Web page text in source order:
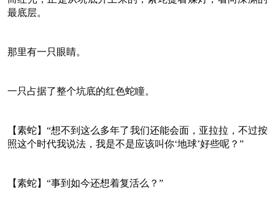
最底层。
那里有一只眼睛。
一只占据了整个坑底的红色蛇瞳。
【素蛇】“想不到这么多年了我们还能会面，亚拉拉，不过按
照这个时代我说法，我是不是应该叫你‘地球’好些呢？”
【素蛇】“事到如今还想着复活么？”